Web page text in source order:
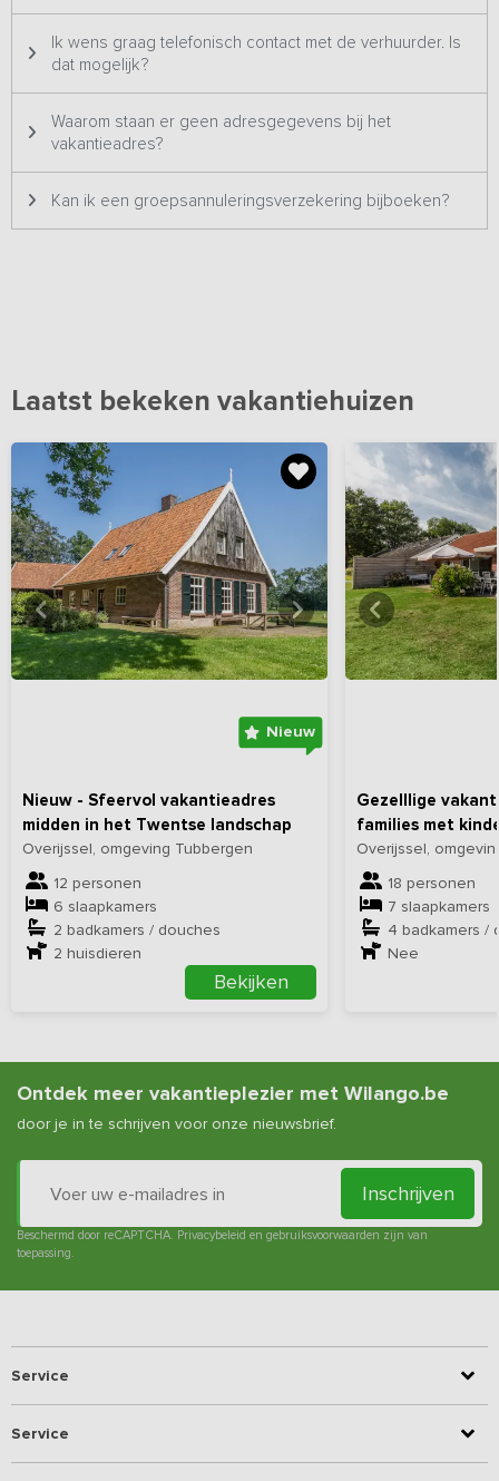
vind je talloze wandel- en fietsroutes door het Limburgse
landschap. Daarnaast liggen Valkenburg, Maastricht en diverse
natuurgebieden op korte afstand van de accommodatie. Of je nu
kiest voor een actieve dag buiten of juist een ontspannen middag
Ik wens graag telefonisch contact met de verhuurder. Is
dat mogelijk?
Waarom staan er geen adresgegevens bij het
vakantieadres?
Kan ik een groepsannuleringsverzekering bijboeken?
Laatst bekeken vakantiehuizen
Nieuw
Nieuw - Sfeervol vakantieadres
midden in het Twentse landschap
Overijssel, omgeving Tubbergen
12 personen
6 slaapkamers
2 badkamers / douches
2 huisdieren
Bekijken
Bekijkhieralle foto's
Gezelllige
families met
Overijssel,
18 personen
7 slaapkamers
4 badkamers /
Nee
Bekijk
Ontdek meer vakantieplezier met Wilango.be
door je in te schrijven voor onze nieuwsbrief.
Inschrijven
Beschermd door reCAPTCHA. Privacybeleid en gebruiksvoorwaarden zijn van
toepassing.
Service
Service